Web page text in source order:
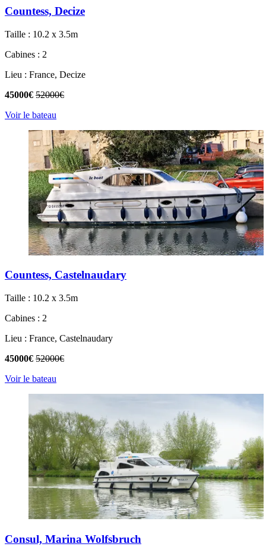
Countess, Decize
Taille : 10.2 x 3.5m
Cabines : 2
Lieu : France, Decize
45000€ 52000€
Voir le bateau
Countess, Castelnaudary
Taille : 10.2 x 3.5m
Cabines : 2
Lieu : France, Castelnaudary
45000€ 52000€
Voir le bateau
Consul, Marina Wolfsbruch